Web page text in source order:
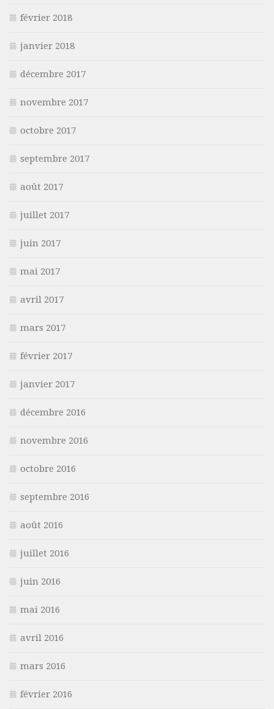
février 2018
janvier 2018
décembre 2017
novembre 2017
octobre 2017
septembre 2017
août 2017
juillet 2017
juin 2017
mai 2017
avril 2017
mars 2017
février 2017
janvier 2017
décembre 2016
novembre 2016
octobre 2016
septembre 2016
août 2016
juillet 2016
juin 2016
mai 2016
avril 2016
mars 2016
février 2016